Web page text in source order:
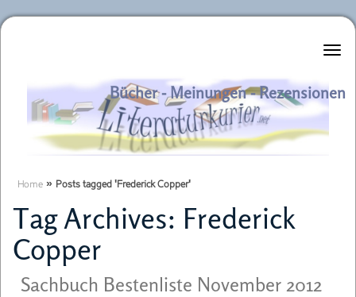
Literaturkurier.net
Bücher - Meinungen - Rezensionen
Home » Posts tagged 'Frederick Copper'
Tag Archives: Frederick
Copper
Sachbuch Bestenliste November 2012